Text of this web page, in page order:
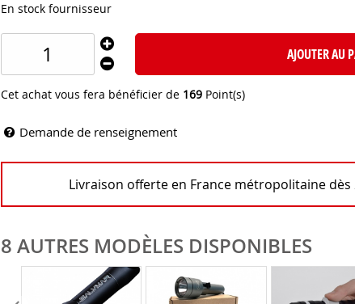
En stock fournisseur
AJOUTER AU
Cet achat vous fera bénéficier de 169 Point(s)
Demande de renseignement
Livraison offerte en France métropolitaine dès
8 AUTRES MODÈLES DISPONIBLES